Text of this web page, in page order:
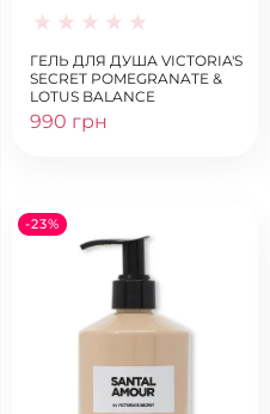
ГЕЛЬ ДЛЯ ДУША VICTORIA'S
SECRET POMEGRANATE &
LOTUS BALANCE
990 грн
-23%